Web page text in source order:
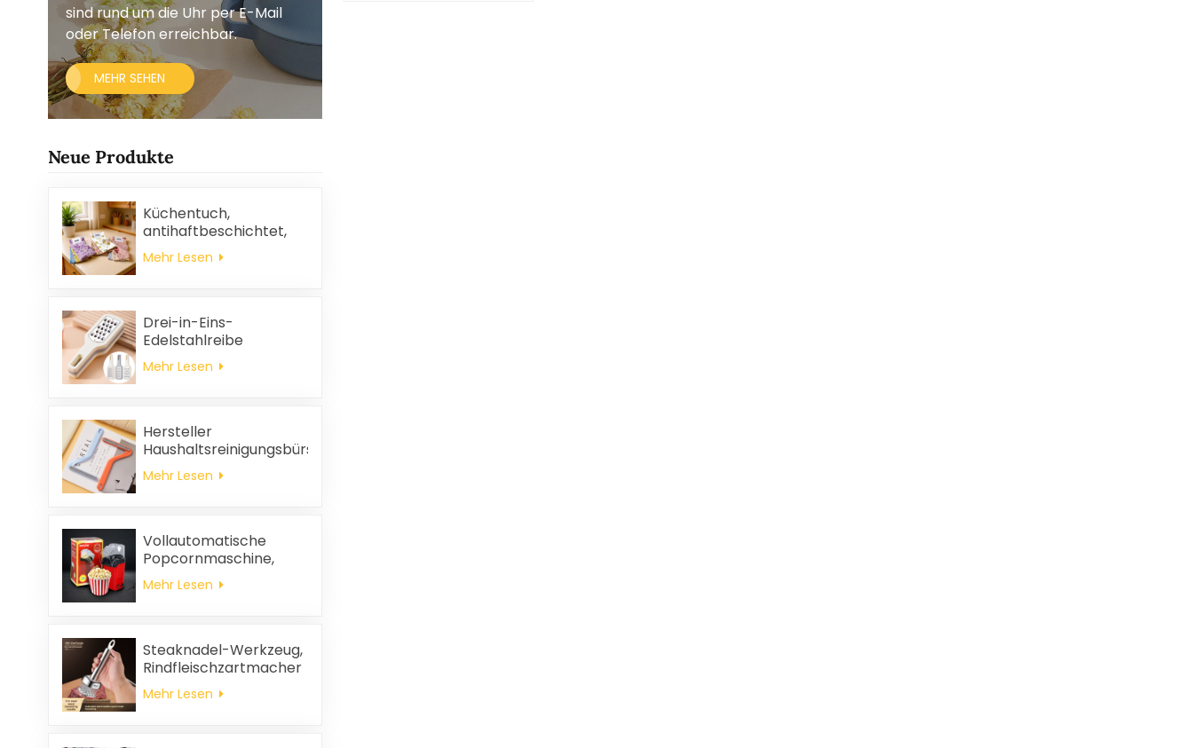
sind rund um die Uhr per E-Mail
oder Telefon erreichbar.
MEHR SEHEN
Neue Produkte
Küchentuch,
antihaftbeschichtet,
ölabweisend, leicht zu
reinigen, dick, bedruckt,
wiederverwendbar,
umweltfreundlich
Mehr Lesen
Drei-in-Eins-
Edelstahlreibe
Mehr Lesen
Hersteller
Haushaltsreinigungsbürste
aus Kunststoff Kleidung
statische
Mehr Lesen
Vollautomatische
Popcornmaschine,
tragbare
Popcornmaschine für
Mehr Lesen
Steaknadel-Werkzeug,
Rindfleischzartmacher
Mehr Lesen